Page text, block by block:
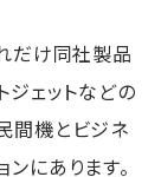
だけ同社製品
ジェットなどの
間機とビジネ
にあります。